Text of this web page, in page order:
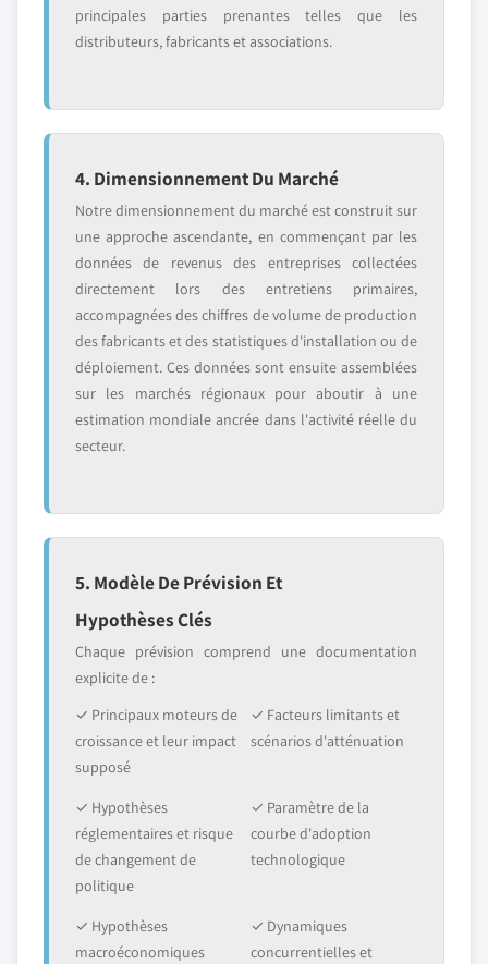
principales parties prenantes telles que les
distributeurs, fabricants et associations.
4. Dimensionnement Du Marché
Notre dimensionnement du marché est construit sur
une approche ascendante, en commençant par les
données de revenus des entreprises collectées
directement lors des entretiens primaires,
accompagnées des chiffres de volume de production
des fabricants et des statistiques d'installation ou de
déploiement. Ces données sont ensuite assemblées
sur les marchés régionaux pour aboutir à une
estimation mondiale ancrée dans l'activité réelle du
secteur.
5. Modèle De Prévision Et
Hypothèses Clés
Chaque prévision comprend une documentation
explicite de :
✓ Principaux moteurs de
croissance et leur impact
supposé
✓ Facteurs limitants et
scénarios d'atténuation
✓ Hypothèses
réglementaires et risque
de changement de
politique
✓ Paramètre de la
courbe d'adoption
technologique
✓ Hypothèses
macroéconomiques
✓ Dynamiques
concurrentielles et